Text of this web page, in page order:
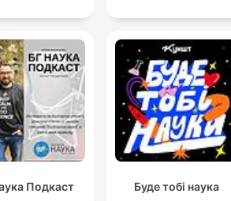
Подкаст Буде тобі наука